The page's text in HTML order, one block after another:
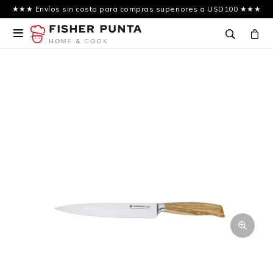
★★★ Envíos sin costo para compras superiores a USD100 ★★★
